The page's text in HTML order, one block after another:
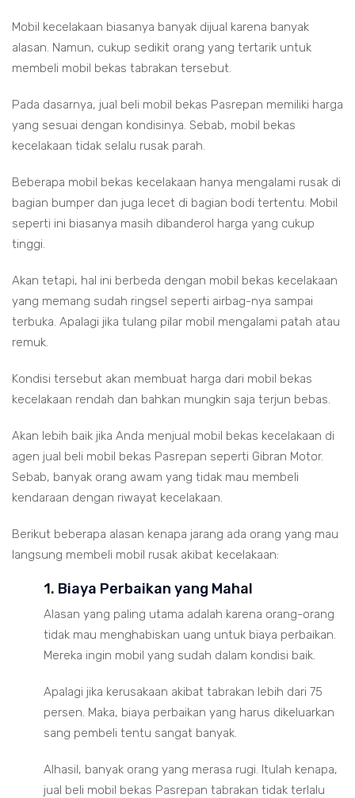
Mobil kecelakaan biasanya banyak dijual karena banyak
alasan. Namun, cukup sedikit orang yang tertarik untuk
membeli mobil bekas tabrakan tersebut.
Pada dasarnya, jual beli mobil bekas Pasrepan memiliki harga
yang sesuai dengan kondisinya. Sebab, mobil bekas
kecelakaan tidak selalu rusak parah.
Beberapa mobil bekas kecelakaan hanya mengalami rusak di
bagian bumper dan juga lecet di bagian bodi tertentu. Mobil
seperti ini biasanya masih dibanderol harga yang cukup
tinggi.
Akan tetapi, hal ini berbeda dengan mobil bekas kecelakaan
yang memang sudah ringsel seperti airbag-nya sampai
terbuka. Apalagi jika tulang pilar mobil mengalami patah atau
remuk.
Kondisi tersebut akan membuat harga dari mobil bekas
kecelakaan rendah dan bahkan mungkin saja terjun bebas.
Akan lebih baik jika Anda menjual mobil bekas kecelakaan di
agen jual beli mobil bekas Pasrepan seperti Gibran Motor.
Sebab, banyak orang awam yang tidak mau membeli
kendaraan dengan riwayat kecelakaan.
Berikut beberapa alasan kenapa jarang ada orang yang mau
langsung membeli mobil rusak akibat kecelakaan:
1. Biaya Perbaikan yang Mahal
Alasan yang paling utama adalah karena orang-orang
tidak mau menghabiskan uang untuk biaya perbaikan.
Mereka ingin mobil yang sudah dalam kondisi baik.
Apalagi jika kerusakaan akibat tabrakan lebih dari 75
persen. Maka, biaya perbaikan yang harus dikeluarkan
sang pembeli tentu sangat banyak.
Alhasil, banyak orang yang merasa rugi. Itulah kenapa,
jual beli mobil bekas Pasrepan tabrakan tidak terlalu